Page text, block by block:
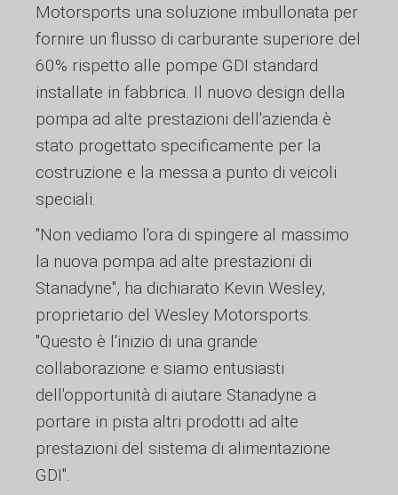
Motorsports una soluzione imbullonata per
fornire un flusso di carburante superiore del
60% rispetto alle pompe GDI standard
installate in fabbrica. Il nuovo design della
pompa ad alte prestazioni dell'azienda è
stato progettato specificamente per la
costruzione e la messa a punto di veicoli
speciali.
"Non vediamo l'ora di spingere al massimo
la nuova pompa ad alte prestazioni di
Stanadyne", ha dichiarato Kevin Wesley,
proprietario del Wesley Motorsports.
"Questo è l'inizio di una grande
collaborazione e siamo entusiasti
dell'opportunità di aiutare Stanadyne a
portare in pista altri prodotti ad alte
prestazioni del sistema di alimentazione
GDI".